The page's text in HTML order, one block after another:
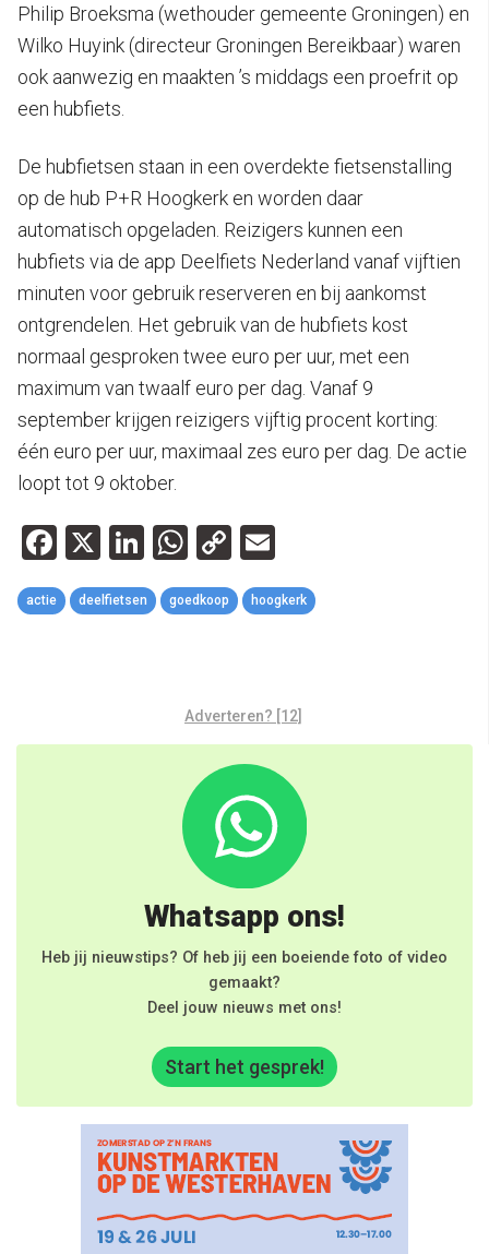
Philip Broeksma (wethouder gemeente Groningen) en
Wilko Huyink (directeur Groningen Bereikbaar) waren
ook aanwezig en maakten ’s middags een proefrit op
een hubfiets.
De hubfietsen staan in een overdekte fietsenstalling
op de hub P+R Hoogkerk en worden daar
automatisch opgeladen. Reizigers kunnen een
hubfiets via de app Deelfiets Nederland vanaf vijftien
minuten voor gebruik reserveren en bij aankomst
ontgrendelen. Het gebruik van de hubfiets kost
normaal gesproken twee euro per uur, met een
maximum van twaalf euro per dag. Vanaf 9
september krijgen reizigers vijftig procent korting:
één euro per uur, maximaal zes euro per dag. De actie
loopt tot 9 oktober.
Facebook
X LinkedIn
WhatsApp
Copy
Link
actie deelfietsen goedkoop hoogkerk
Adverteren? [12]
Whatsapp ons!
Heb jij nieuwstips? Of heb jij een boeiende foto of video
gemaakt?
Deel jouw nieuws met ons!
Start het gesprek!